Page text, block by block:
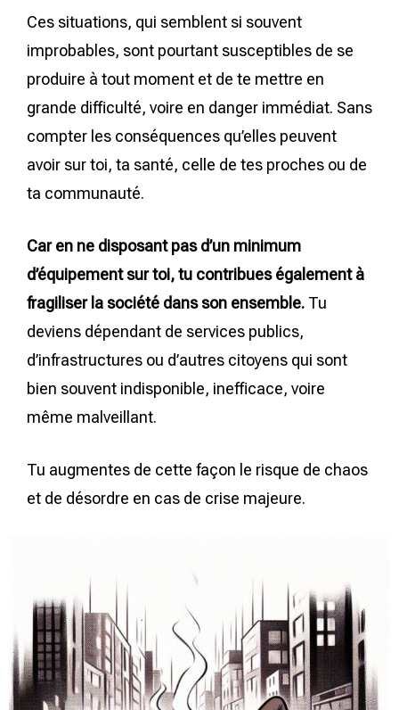
Ces situations, qui semblent si souvent
improbables, sont pourtant susceptibles de se
produire à tout moment et de te mettre en
grande difficulté, voire en danger immédiat. Sans
compter les conséquences qu’elles peuvent
avoir sur toi, ta santé, celle de tes proches ou de
ta communauté.
Car en ne disposant pas d’un minimum
d’équipement sur toi, tu contribues également à
fragiliser la société dans son ensemble. Tu
deviens dépendant de services publics,
d’infrastructures ou d’autres citoyens qui sont
bien souvent indisponible, inefficace, voire
même malveillant.
Tu augmentes de cette façon le risque de chaos
et de désordre en cas de crise majeure.